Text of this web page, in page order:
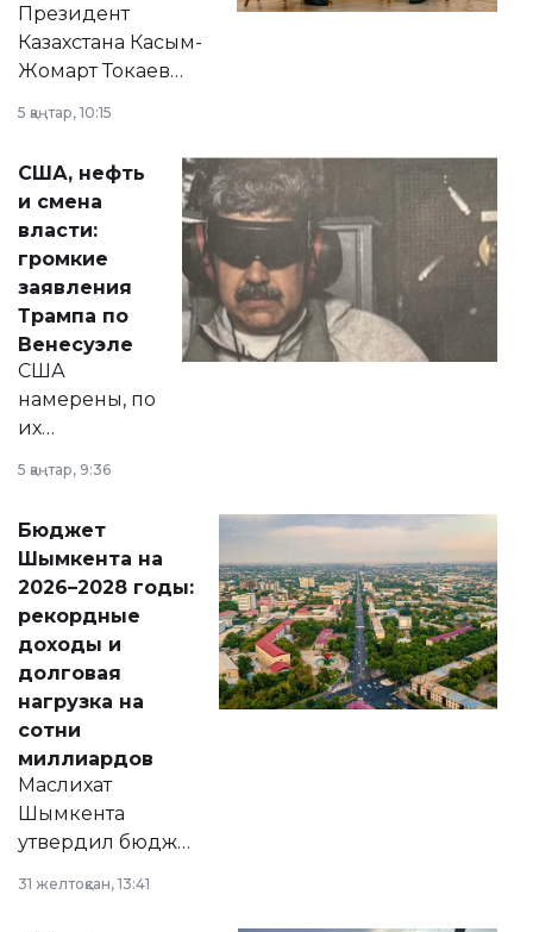
Президент
Казахстана Касым-
Жомарт Токаев
сразу несколько
актуальных тем —
от слухов о
политических
реформах до
вопросов армии,
экономики и
личного здоровья.
5 қаңтар, 10:15
США, нефть
и смена
власти:
громкие
заявления
Трампа по
Венесуэле
США
намерены, по
их
принести
народу
Венесуэлы.
5 қаңтар, 9:36
Бюджет
Шымкента на
2026–2028 годы:
рекордные
доходы и
долговая
нагрузка на
сотни
миллиардов
Маслихат
Шымкента
утвердил бюджет
2028 годы.
31 желтоқсан, 13:41